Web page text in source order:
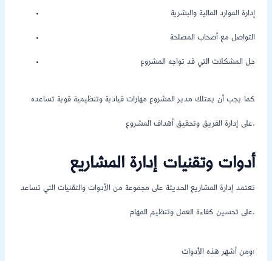
إدارة الموارد المالية والبشرية
التواصل مع أصحاب المصلحة
حل المشكلات التي قد تواجه المشروع
كما يجب أن يمتلك مدير المشروع مهارات قيادية وتنظيمية قوية تساعده
على إدارة الفريق وتحقيق أهداف المشروع.
أدوات وتقنيات إدارة المشاريع
تعتمد إدارة المشاريع الحديثة على مجموعة من الأدوات والتقنيات التي تساعد
على تحسين كفاءة العمل وتنظيم المهام.
ومن أشهر هذه الأدوات: